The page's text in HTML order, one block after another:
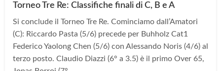
Torneo Tre Re: Classifiche finali di C, B e A
Si conclude il Torneo Tre Re. Cominciamo dall’Amatori
(C): Riccardo Pasta (5/6) precede per Buhholz Cat1
Federico Yaolong Chen (5/6) con Alessando Noris (4/6) al
terzo posto. Claudio Diazzi (6° a 3.5) è il primo Over 65,